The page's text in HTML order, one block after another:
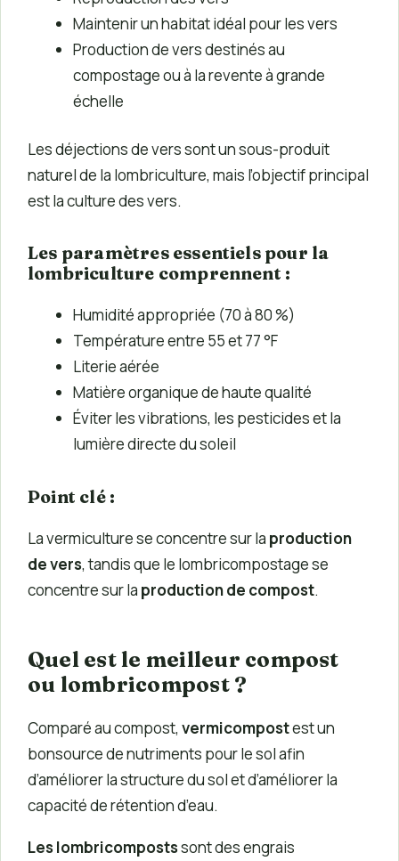
Maintenir un habitat idéal pour les vers
Production de vers destinés au
compostage ou à la revente à grande
échelle
Les déjections de vers sont un sous-produit
naturel de la lombriculture, mais l’objectif principal
est la culture des vers.
Les paramètres essentiels pour la
lombriculture comprennent :
Humidité appropriée (70 à 80 %)
Température entre 55 et 77 °F
Literie aérée
Matière organique de haute qualité
Éviter les vibrations, les pesticides et la
lumière directe du soleil
Point clé :
La vermiculture se concentre sur la production
de vers, tandis que le lombricompostage se
concentre sur la production de compost.
Quel est le meilleur compost
ou lombricompost ?
Comparé au compost, vermicompostest un
bonsource de nutriments pour le sol afin
d’améliorer la structure du sol et d’améliorer la
capacité de rétention d’eau.
Les lombricompostssont des engrais